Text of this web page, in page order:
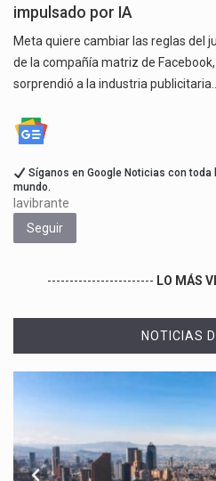
impulsado por IA
Meta quiere cambiar las reglas del
de la compañía matriz de
sorprendió a la industria
Síganos en Google Noticias con
mundo.
lavibrante
Seguir
------------------------ LO MÁS
NOTICIAS